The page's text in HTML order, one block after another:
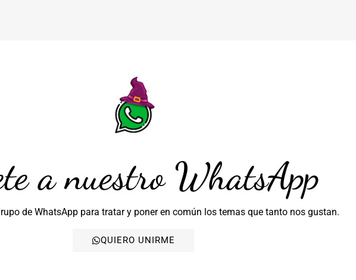
a nuestro WhatsApp
de WhatsApp para tratar y poner en común los temas que tanto nos gustan.
QUIERO UNIRME